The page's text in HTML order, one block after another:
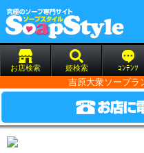
お店検索 姫検索 ｺﾝﾃﾝﾂ
吉原大衆ソープラ